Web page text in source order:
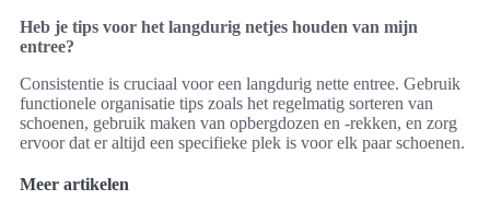
Heb je tips voor het langdurig netjes houden van mijn
entree?
Consistentie is cruciaal voor een langdurig nette entree. Gebruik
functionele organisatie tips zoals het regelmatig sorteren van
schoenen, gebruik maken van opbergdozen en -rekken, en zorg
ervoor dat er altijd een specifieke plek is voor elk paar schoenen.
Meer artikelen